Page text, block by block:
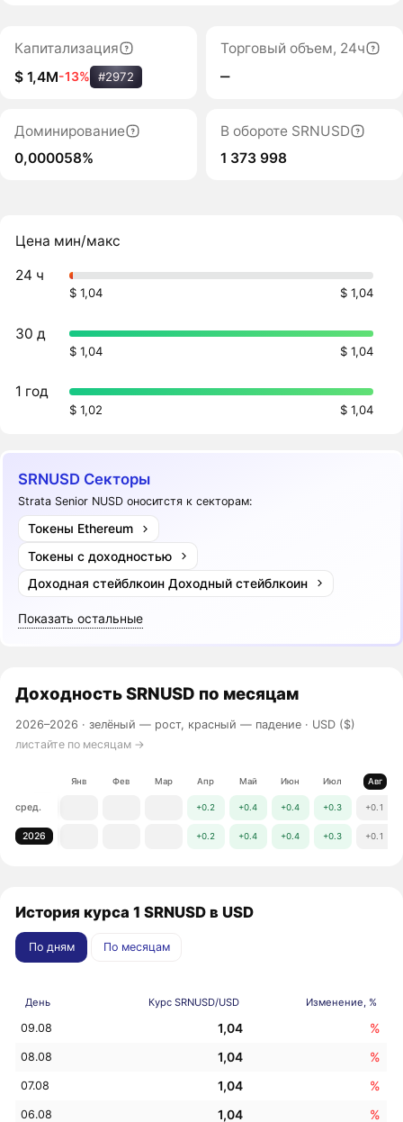
Капитализация
$ 1,4M-13% #2972
Торговый объем, 24ч
‒
Доминирование
0,000058%
В обороте SRNUSD
1 373 998
Цена мин/макс
24 ч
$ 1,04 $ 1,04
30 д
$ 1,04 $ 1,04
1 год
$ 1,02 $ 1,04
SRNUSD Секторы
Strata Senior NUSD оноситстя к секторам:
Токены Ethereum
Токены с доходностью
Доходная стейблкоин Доходный стейблкоин
Показать остальные
ДоходностьSRNUSD по месяцам
2026–2026 ·зелёный — рост, красный — падение · USD ($)
листайте по месяцам →
Янв Фев Мар Апр Май Июн Июл Авг
сред. +0.2 +0.4 +0.4 +0.3 +0.1
2026 +0.2 +0.4 +0.4 +0.3 +0.1
История курса 1 SRNUSD в USD
По дням По месяцам
День Курс SRNUSD/USD Изменение, %
09.08 1,04 %
08.08 1,04 %
07.08 1,04 %
06.08 1,04 %